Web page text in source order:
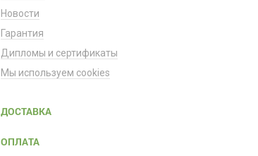
Новости
Гарантия
Дипломы и сертификаты
Мы используем cookies
ДОСТАВКА
ОПЛАТА